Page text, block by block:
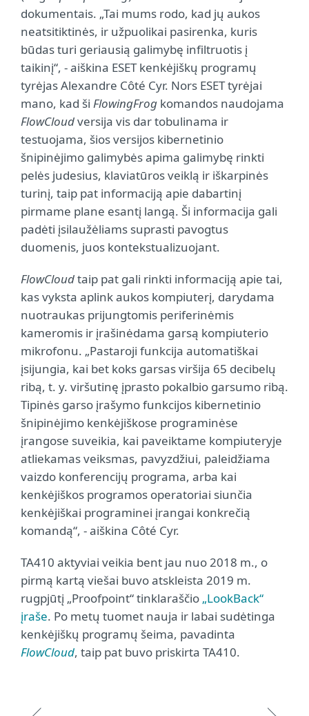
dokumentais. „Tai mums rodo, kad jų aukos
neatsitiktinės, ir užpuolikai pasirenka, kuris
būdas turi geriausią galimybę infiltruotis į
taikinį“, - aiškina ESET kenkėjiškų programų
tyrėjas Alexandre Côté Cyr. Nors ESET tyrėjai
mano, kad ši FlowingFrog komandos naudojama
FlowCloudversija vis dar tobulinama ir
testuojama, šios versijos kibernetinio
šnipinėjimo galimybės apima galimybę rinkti
pelės judesius, klaviatūros veiklą ir iškarpinės
turinį, taip pat informaciją apie dabartinį
pirmame plane esantį langą. Ši informacija gali
padėti įsilaužėliams suprasti pavogtus
duomenis, juos kontekstualizuojant.
FlowCloudtaip pat gali rinkti informaciją apie tai,
kas vyksta aplink aukos kompiuterį, darydama
nuotraukas prijungtomis periferinėmis
kameromis ir įrašinėdama garsą kompiuterio
mikrofonu. „Pastaroji funkcija automatiškai
įsijungia, kai bet koks garsas viršija 65 decibelų
ribą, t. y. viršutinę įprasto pokalbio garsumo ribą.
Tipinės garso įrašymo funkcijos kibernetinio
šnipinėjimo kenkėjiškose programinėse
įrangose suveikia, kai paveiktame kompiuteryje
atliekamas veiksmas, pavyzdžiui, paleidžiama
vaizdo konferencijų programa, arba kai
kenkėjiškos programos operatoriai siunčia
kenkėjiškai programinei įrangai konkrečią
komandą“, - aiškina Côté Cyr.
TA410 aktyviai veikia bent jau nuo 2018 m., o
pirmą kartą viešai buvo atskleista 2019 m.
rugpjūtį „Proofpoint“ tinklaraščio „LookBack“
įraše. Po metų tuomet nauja ir labai sudėtinga
kenkėjiškų programų šeima, pavadinta
FlowCloud, taip pat buvo priskirta TA410.